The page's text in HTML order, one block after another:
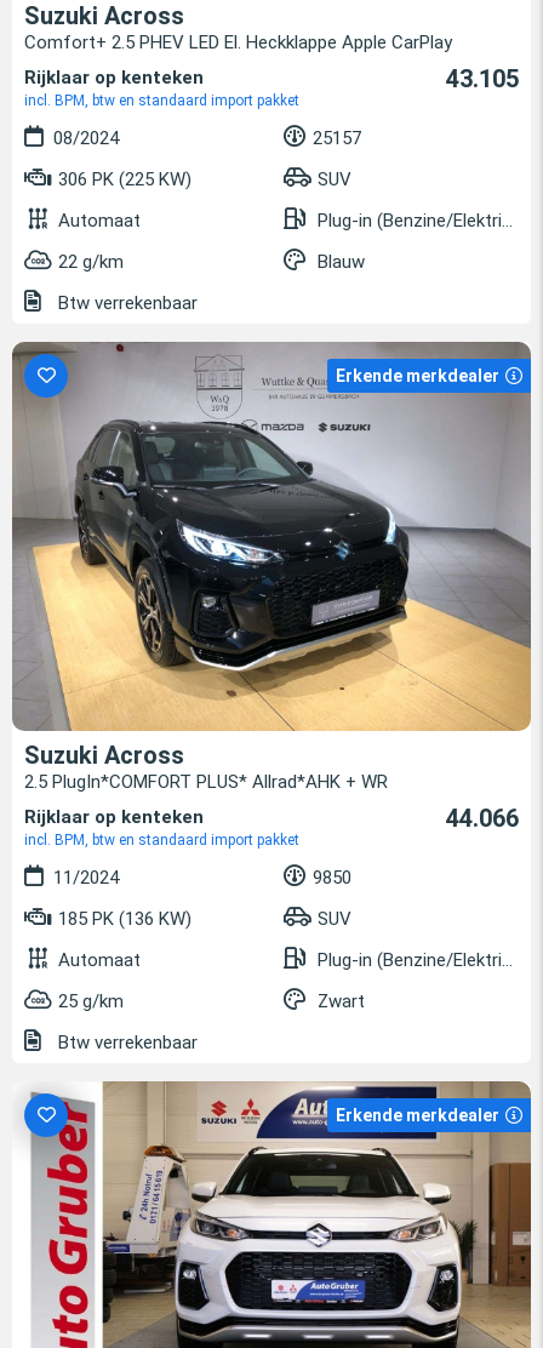
Suzuki Across
Comfort+ 2.5 PHEV LED El. Heckklappe Apple CarPlay
Rijklaar op kenteken
incl. BPM, btw en standaard import pakket
43.105
08/2024
25157
306 PK (225 KW)
SUV
Automaat
Plug-in (Benzine/Elektrisch)
22 g/km
Blauw
Btw verrekenbaar
Erkende merkdealer
Suzuki Across
2.5 PlugIn*COMFORT PLUS* Allrad*AHK + WR
Rijklaar op kenteken
incl. BPM, btw en standaard import pakket
44.066
11/2024
9850
185 PK (136 KW)
SUV
Automaat
Plug-in (Benzine/Elektrisch)
25 g/km
Zwart
Btw verrekenbaar
Erkende merkdealer